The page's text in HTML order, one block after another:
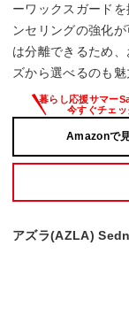
ーワックスガード
ンセリングの強化
は分離できるため
ズから選べるのも魅
Amazonで
アズラ(AZLA)